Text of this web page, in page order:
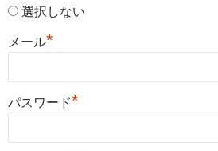
選択しない
メール*
パスワード*